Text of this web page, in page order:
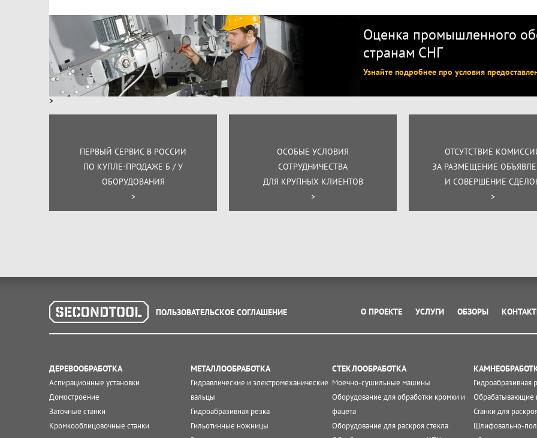
Оценка промышленного
странам СНГ
Узнайте подробнее про условия
>
ПЕРВЫЙ СЕРВИС В РОССИИ
ПО КУПЛЕ-ПРОДАЖЕ Б / У
ОБОРУДОВАНИЯ
>
ОСОБЫЕ УСЛОВИЯ
СОТРУДНИЧЕСТВА
ДЛЯ КРУПНЫХ КЛИЕНТОВ
>
ОТСУТСТВИЕ
ЗА РАЗМЕЩЕНИЕ
И СОВЕРШЕНИЕ
>
ПОЛЬЗОВАТЕЛЬСКОЕ СОГЛАШЕНИЕ О ПРОЕКТЕ УСЛУГИ ОБЗОРЫ
ДЕРЕВООБРАБОТКА
Аспирационные установки
Домостроение
Заточные станки
Кромкооблицовочные станки
МЕТАЛЛООБРАБОТКА
Гидравлические и электромеханические
вальцы
Гидроабразивная резка
Гильотинные ножницы
СТЕКЛООБРАБОТКА
Моечно-сушильные машины
Оборудование для обработки кромки и
фацета
Оборудование для раскроя стекла
Гидроабразивная
Обрабатывающие
Станки для
Шлифовально-